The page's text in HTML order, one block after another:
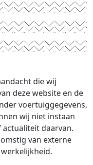
die wij
deze website en de
voertuiggegevens,
wij niet instaan
daarvan.
van externe